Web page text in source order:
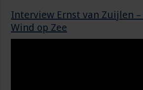
Interview Ernst van Zuijlen
Wind op Zee